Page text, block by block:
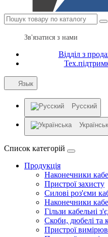
Зв'язатися з нами
Відділ з
Язык
Русский
Список категорій
Продукція
Наконечники
Пристрої захисту
Силові роз'єми
Наконечники
Гільзи кабельні
Скоби, дюбелі та
Пристрої